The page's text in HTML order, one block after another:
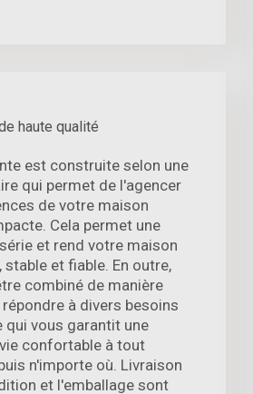
haute qualité
est construite selon une
qui permet de l'agencer
de votre maison
Cela permet une
et rend votre maison
stable et fiable. En outre,
combiné de manière
à divers besoins
qui vous garantit une
confortable à tout
n'importe où. Livraison
et l'emballage sont